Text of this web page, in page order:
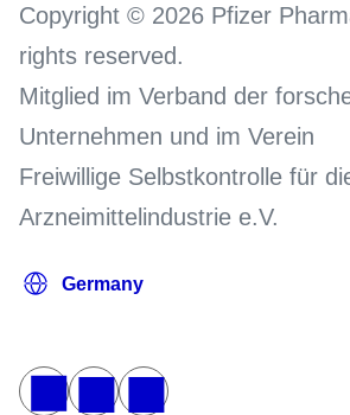
Copyright © 2026 Pfizer
rights reserved.
Mitglied im Verband der
Unternehmen und im Verein
Freiwillige Selbstkontrolle für
Arzneimittelindustrie e.V.